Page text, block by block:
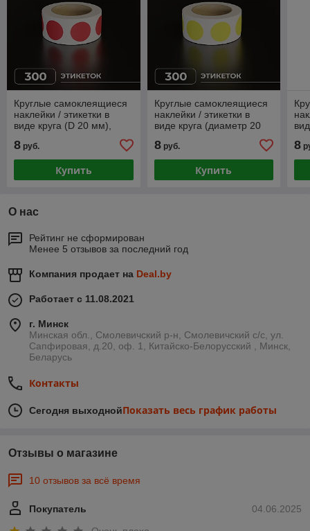
Круглые самоклеящиеся
наклейки / этикетки в
виде круга (D 20 мм),
ролике.
8 руб.
Купить
Круглые самоклеящиеся
наклейки / этикетки в
виде круга (диаметр 20
мм), цвет желтый, 300 шт
в ролике.
8руб.
Купить
8
О нас
Рейтинг не сформирован
Менее 5 отзывов за последний год
Компания продает на Deal.by
Работает с 11.08.2021
г. Минск
Минская обл., Смолевичский р-н, Смолевичский с/с, ул.
Сапфировая, д.20, оф. 1, Китайско-Белорусский , Минск,
Беларусь
Контакты
Сегодня выходнойПоказать весь график работы
Отзывы о магазине
10 отзывов за всё время
04.06.2025
Покупатель